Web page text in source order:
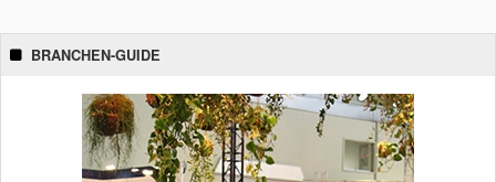
BRANCHEN-GUIDE